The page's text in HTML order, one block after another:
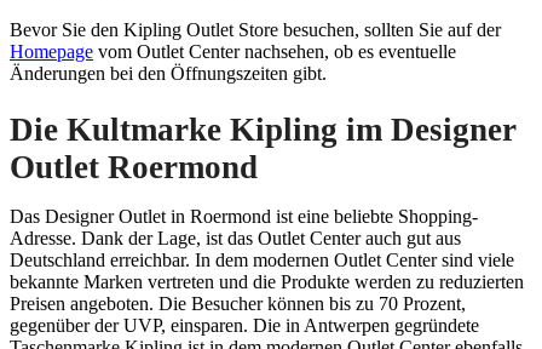
Bevor Sie den Kipling Outlet Store besuchen, sollten Sie auf der
Homepage vom Outlet Center nachsehen, ob es eventuelle
Änderungen bei den Öffnungszeiten gibt.
Die Kultmarke Kipling im Designer
Outlet Roermond
Das Designer Outlet in Roermond ist eine beliebte Shopping-
Adresse. Dank der Lage, ist das Outlet Center auch gut aus
Deutschland erreichbar. In dem modernen Outlet Center sind viele
bekannte Marken vertreten und die Produkte werden zu reduzierten
Preisen angeboten. Die Besucher können bis zu 70 Prozent,
gegenüber der UVP, einsparen. Die in Antwerpen gegründete